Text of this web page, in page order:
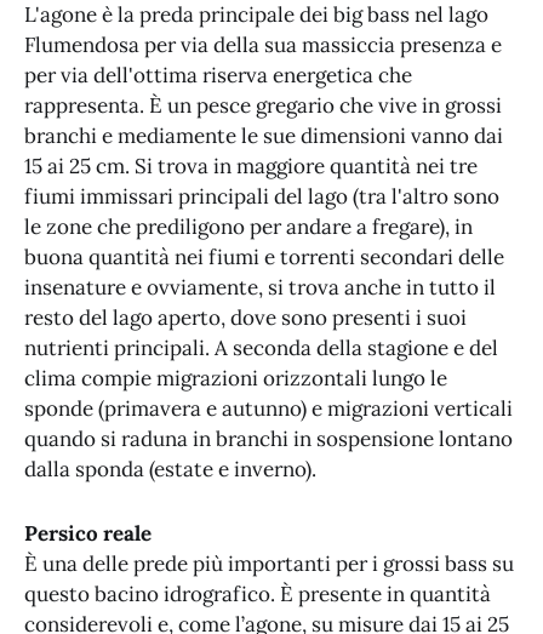
L'agone è la preda principale dei big bass nel lago
Flumendosa per via della sua massiccia presenza e
per via dell'ottima riserva energetica che
rappresenta. È un pesce gregario che vive in grossi
branchi e mediamente le sue dimensioni vanno dai
15 ai 25 cm. Si trova in maggiore quantità nei tre
fiumi immissari principali del lago (tra l'altro sono
le zone che prediligono per andare a fregare), in
buona quantità nei fiumi e torrenti secondari delle
insenature e ovviamente, si trova anche in tutto il
resto del lago aperto, dove sono presenti i suoi
nutrienti principali. A seconda della stagione e del
clima compie migrazioni orizzontali lungo le
sponde (primavera e autunno) e migrazioni verticali
quando si raduna in branchi in sospensione lontano
dalla sponda (estate e inverno).
Persico reale
È una delle prede più importanti per i grossi bass su
questo bacino idrografico. È presente in quantità
considerevoli e, come l’agone, su misure dai 15 ai 25